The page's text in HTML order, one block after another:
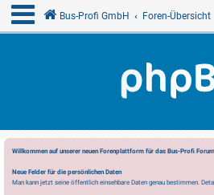
Bus-Profi GmbH Foren-Übersicht
Willkommen auf unserer neuen Forenplattform für das Bus-Profi Forum
Neue Felder für die persönlichen Daten
Man kann jetzt seine öffentlich einsehbare Daten genau bestimmen.